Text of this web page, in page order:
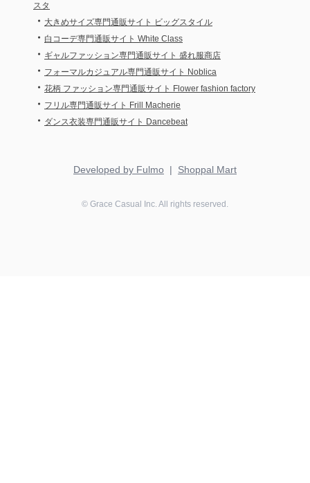
スタ
・ 大きめサイズ専門通販サイト ビッグスタイル
・ 白コーデ専門通販サイト White Class
・ ギャルファッション専門通販サイト 盛れ服商店
・ フォーマルカジュアル専門通販サイト Noblica
・ 花柄 ファッション専門通販サイト Flower fashion factory
・ フリル専門通販サイト Frill Macherie
・ ダンス衣装専門通販サイト Dancebeat
Developed by Fulmo | Shoppal Mart
© Grace Casual Inc. All rights reserved.